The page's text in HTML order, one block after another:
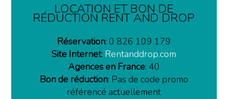
LOCATION ET BON DE
RÉDUCTION RENT AND DROP
Réservation: 0 826 109 179
Site Internet: Rentanddrop.com
Agences en France: 40
Bon de réduction: Pas de code promo
référencé actuellement